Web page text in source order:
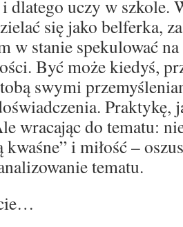
dlatego uczy w szkole.
się jako belferka,
w stanie spekulować
Być może kiedyś,
swymi
Praktykę,
wracając do tematu:
i miłość –
tematu.